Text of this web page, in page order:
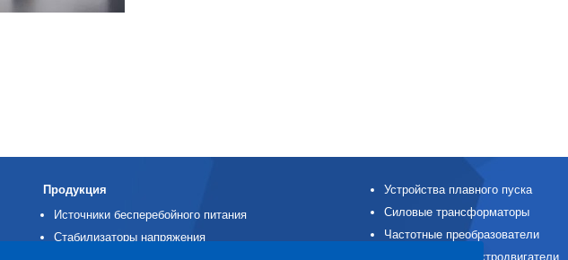
Продукция
Источники бесперебойного питания
Стабилизаторы напряжения
Устройства плавного пуска
Силовые трансформаторы
Частотные преобразователи
Асинхронные электродвигатели